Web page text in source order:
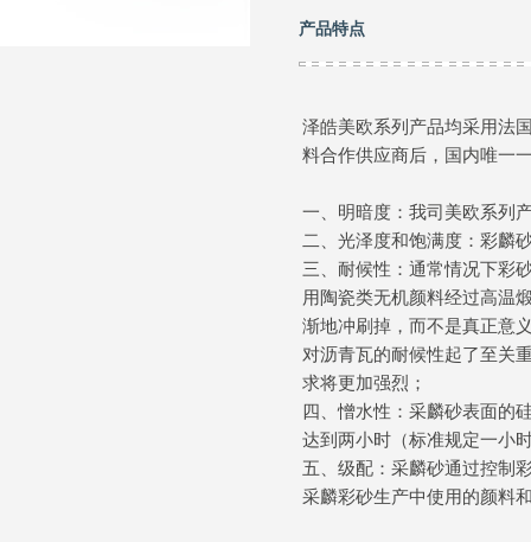
产品特点
泽皓美欧系列产品均采用法
料合作供应商后，国内唯一
一、明暗度：我司美欧系列
二、光泽度和饱满度：彩麟
三、耐候性：通常情况下彩
用陶瓷类无机颜料经过高温
渐地冲刷掉，而不是真正意
对沥青瓦的耐候性起了至关
求将更加强烈；
四、憎水性：采麟砂表面的
达到两小时（标准规定一小
五、级配：采麟砂通过控制
采麟彩砂生产中使用的颜料